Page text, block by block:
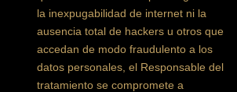
la inexpugabilidad de internet ni la
ausencia total de hackers u otros que
accedan de modo fraudulento a los
datos personales, el Responsable del
tratamiento se compromete a